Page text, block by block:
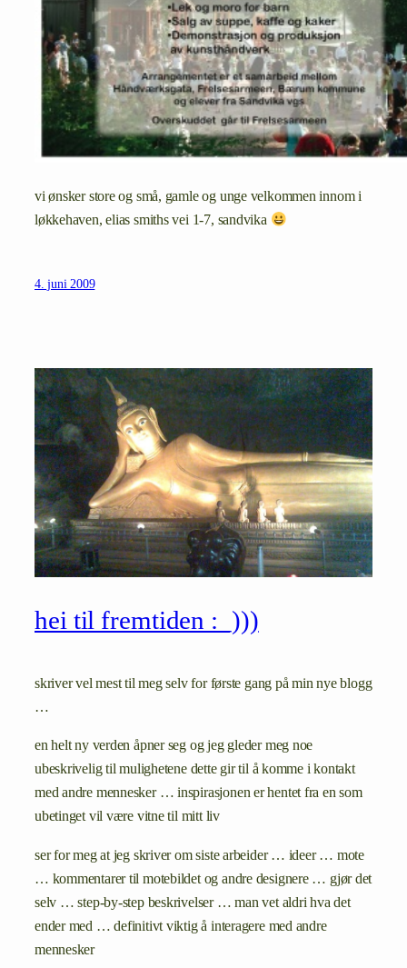
vi ønsker store og små, gamle og unge velkommen innom i
løkkehaven, elias smiths vei 1-7, sandvika
4. juni 2009
hei til fremtiden :_)))
skriver vel mest til meg selv for første gang på min nye blogg
…
en helt ny verden åpner seg og jeg gleder meg noe
ubeskrivelig til mulighetene dette gir til å komme i kontakt
med andre mennesker … inspirasjonen er hentet fra en som
ubetinget vil være vitne til mitt liv
ser for meg at jeg skriver om siste arbeider … ideer … mote
… kommentarer til motebildet og andre designere … gjør det
selv … step-by-step beskrivelser … man vet aldri hva det
ender med … definitivt viktig å interagere med andre
mennesker